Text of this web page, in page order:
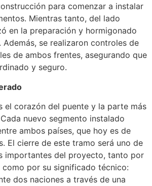
para comenzar a instalar
Mientras tanto, del lado
en la preparación y hormigonado
Además, se realizaron controles de
de ambos frentes, asegurando que
y seguro.
el corazón del puente y la parte más
nuevo segmento instalado
ambos países, que hoy es de
El cierre de este tramo será uno de
importantes del proyecto, tanto por
por su significado técnico:
dos naciones a través de una